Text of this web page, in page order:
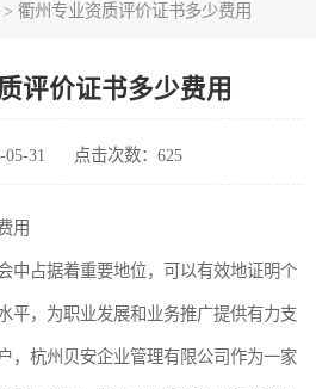
> 衢州专业资质评价证书多少费用
评价证书多少费用
05-31 点击次数：625
用
中占据着重要地位，可以有效地证明个
平，为职业发展和业务推广提供有力支
，杭州贝安企业管理有限公司作为一家